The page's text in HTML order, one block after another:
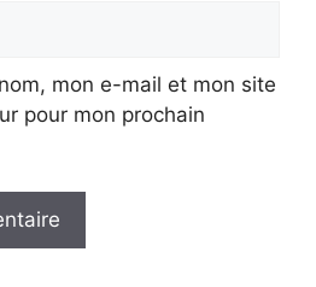
mon e-mail et mon site
pour mon prochain